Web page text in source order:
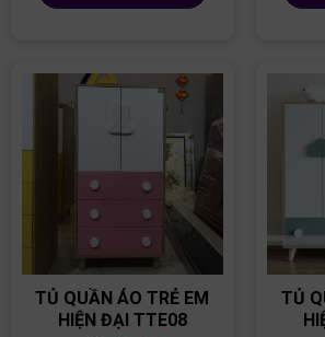
TỦ QUẦN ÁO TRẺ EM
HIỆN ĐẠI TTE08
TỦ